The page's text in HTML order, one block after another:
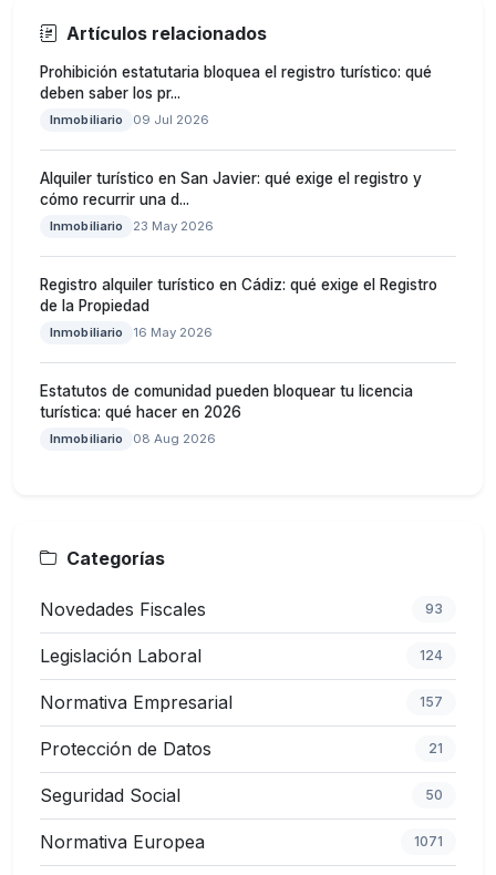
Artículos relacionados
Prohibición estatutaria bloquea el registro turístico: qué
deben saber los pr...
Inmobiliario 09 Jul 2026
Alquiler turístico en San Javier: qué exige el registro y
cómo recurrir una d...
Inmobiliario 23 May 2026
Registro alquiler turístico en Cádiz: qué exige el Registro
de la Propiedad
Inmobiliario 16 May 2026
Estatutos de comunidad pueden bloquear tu licencia
turística: qué hacer en 2026
Inmobiliario 08 Aug 2026
Categorías
Novedades Fiscales 93
Legislación Laboral 124
Normativa Empresarial 157
Protección de Datos 21
Seguridad Social 50
Normativa Europea 1071